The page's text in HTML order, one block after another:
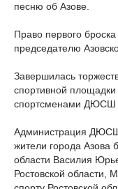
песню об Азове.
Право первого
председателю
Завершилась
спортивной
спортсменами ДЮСШ
Администрация
жители города Азова
области Василия
Ростовской области,